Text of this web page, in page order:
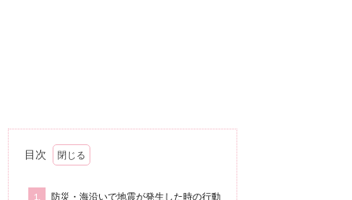
目次
1. 防災・海沿いで地震が発生した時の行動